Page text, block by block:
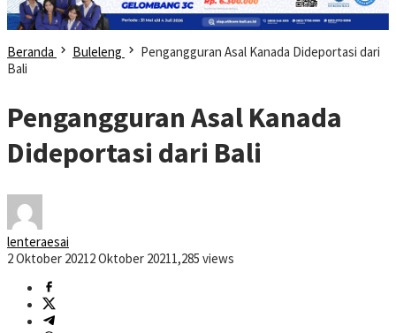
Beranda Buleleng
Pengangguran Asal Kanada Dideportasi dari
Bali
Pengangguran Asal Kanada
Dideportasi dari Bali
lenteraesai
2 Oktober 20212 Oktober 20211,285 views